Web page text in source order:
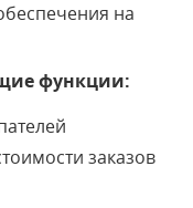
на
функции:
заказов